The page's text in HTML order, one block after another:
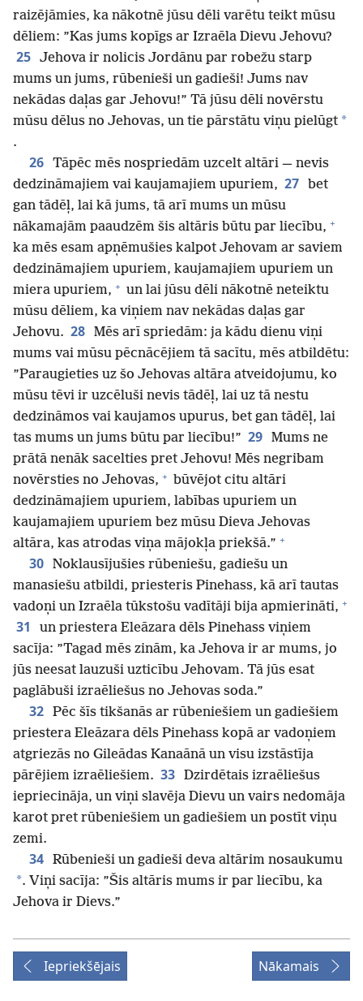
raizējāmies, ka nākotnē jūsu dēli varētu teikt mūsu
dēliem: ”Kas jums kopīgs ar Izraēla Dievu Jehovu?
25 Jehova ir nolicis Jordānu par robežu starp
mums un jums, rūbenieši un gadieši! Jums nav
nekādas daļas gar Jehovu!” Tā jūsu dēli novērstu
mūsu dēlus no Jehovas, un tie pārstātu viņu pielūgt *
.
26 Tāpēc mēs nospriedām uzcelt altāri — nevis
dedzināmajiem vai kaujamajiem upuriem, 27
bet
gan tādēļ, lai kā jums, tā arī mums un mūsu
nākamajām paaudzēm šis altāris būtu par liecību, +
ka mēs esam apņēmušies kalpot Jehovam ar saviem
dedzināmajiem upuriem, kaujamajiem upuriem un
miera upuriem, + un lai jūsu dēli nākotnē neteiktu
mūsu dēliem, ka viņiem nav nekādas daļas gar
Jehovu. 28 Mēs arī spriedām: ja kādu dienu viņi
mums vai mūsu pēcnācējiem tā sacītu, mēs atbildētu:
”Paraugieties uz šo Jehovas altāra atveidojumu, ko
mūsu tēvi ir uzcēluši nevis tādēļ, lai uz tā nestu
dedzināmos vai kaujamos upurus, bet gan tādēļ, lai
tas mums un jums būtu par liecību!” 29 Mums ne
prātā nenāk sacelties pret Jehovu! Mēs negribam
novērsties no Jehovas, + būvējot citu altāri
dedzināmajiem upuriem, labības upuriem un
kaujamajiem upuriem bez mūsu Dieva Jehovas
altāra, kas atrodas viņa mājokļa priekšā.” +
30 Noklausījušies rūbeniešu, gadiešu un
manasiešu atbildi, priesteris Pinehass, kā arī tautas
vadoņi un Izraēla tūkstošu vadītāji bija apmierināti, +
31
un priestera Eleāzara dēls Pinehass viņiem
sacīja: ”Tagad mēs zinām, ka Jehova ir ar mums, jo
jūs neesat lauzuši uzticību Jehovam. Tā jūs esat
paglābuši izraēliešus no Jehovas soda.”
32 Pēc šīs tikšanās ar rūbeniešiem un gadiešiem
priestera Eleāzara dēls Pinehass kopā ar vadoņiem
atgriezās no Gileādas Kanaānā un visu izstāstīja
pārējiem izraēliešiem. 33 Dzirdētais izraēliešus
iepriecināja, un viņi slavēja Dievu un vairs nedomāja
karot pret rūbeniešiem un gadiešiem un postīt viņu
zemi.
34 Rūbenieši un gadieši deva altārim nosaukumu
*. Viņi sacīja: ”Šis altāris mums ir par liecību, ka
Jehova ir Dievs.”
Iepriekšējais Nākamais